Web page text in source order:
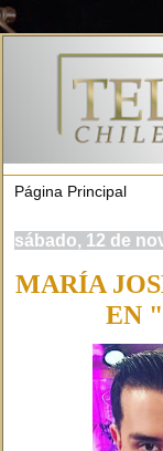
sábado, 12 de
MARÍA
EN